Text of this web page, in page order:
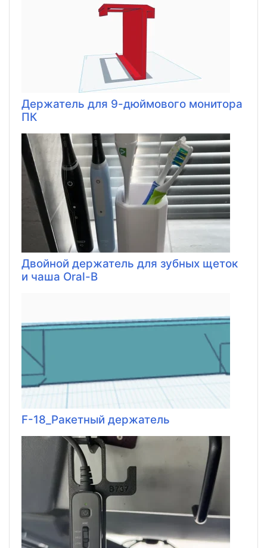
Держатель для 9-дюймового монитора
ПК
Двойной держатель для зубных щеток
и чаша Oral-B
F-18_Ракетный держатель